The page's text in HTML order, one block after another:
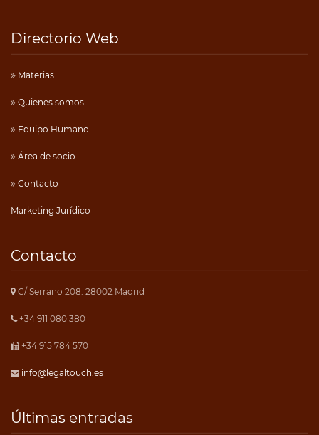
Directorio Web
Materias
Quienes somos
Equipo Humano
Área de socio
Contacto
Marketing Jurídico
Contacto
C/ Serrano 208. 28002 Madrid
+34 911 080 380
+34 915 784 570
info@legaltouch.es
Últimas entradas